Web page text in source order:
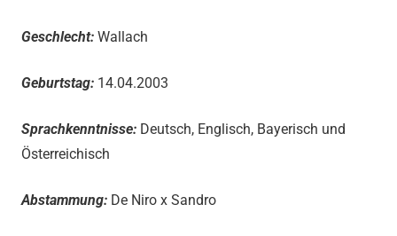
Geschlecht: Wallach
Geburtstag: 14.04.2003
Sprachkenntnisse: Deutsch, Englisch, Bayerisch und
Österreichisch
Abstammung: De Niro x Sandro